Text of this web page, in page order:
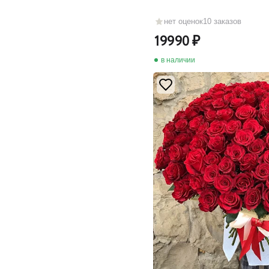
нет оценок10 заказов
19990
в наличии